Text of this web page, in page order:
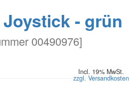
- grün
00490976]
Incl. 19% MwSt.
zzgl. Versandkosten